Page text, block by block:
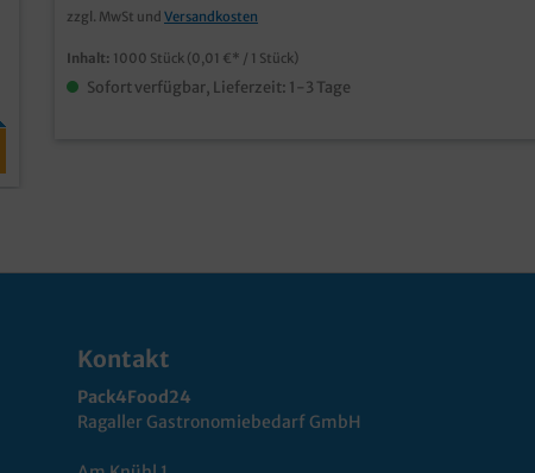
zzgl. MwSt und Versandkosten
Inhalt: 1000 Stück (0,01 €* / 1 Stück)
Sofort verfügbar, Lieferzeit: 1-3 Tage
Kontakt
Pack4Food24
Ragaller Gastronomiebedarf GmbH